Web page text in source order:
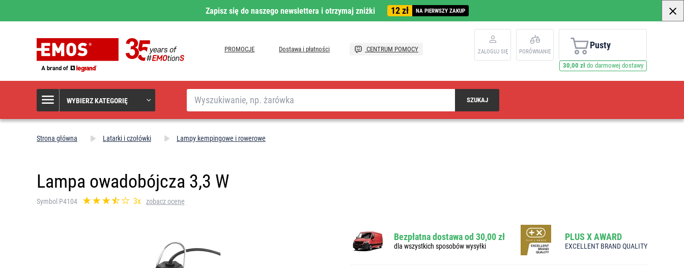
Zapisz się do naszego newslettera i otrzymaj zniżki 12 zł NA PIERWSZY ZAKUP
PROMOCJE Dostawa i płatności CENTRUM POMOCY ZALOGUJ SIĘ PORÓWNANIE
Pusty
30,00 złdo darmowej dostawy
WYBIERZ KATEGORIĘ
Szukaj
SZUKAJ
Strona główna Latarki i czołówki Lampy kempingowe i rowerowe
Lampa owadobójcza 3,3 W
Symbol P4104 3x zobacz ocenę
Bezpłatna dostawa od 30,00 zł
dla wszystkich sposobów wysyłki
PLUS X AWARD
EXCELLENT BRAND QUALITY